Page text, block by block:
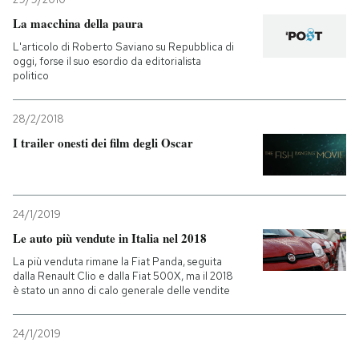
La macchina della paura
L'articolo di Roberto Saviano su Repubblica di
oggi, forse il suo esordio da editorialista
politico
28/2/2018
I trailer onesti dei film degli Oscar
24/1/2019
Le auto più vendute in Italia nel 2018
La più venduta rimane la Fiat Panda, seguita
dalla Renault Clio e dalla Fiat 500X, ma il 2018
è stato un anno di calo generale delle vendite
24/1/2019